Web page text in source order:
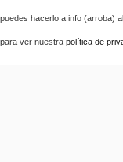
puedes hacerlo a info (arroba)
para ver nuestra política de